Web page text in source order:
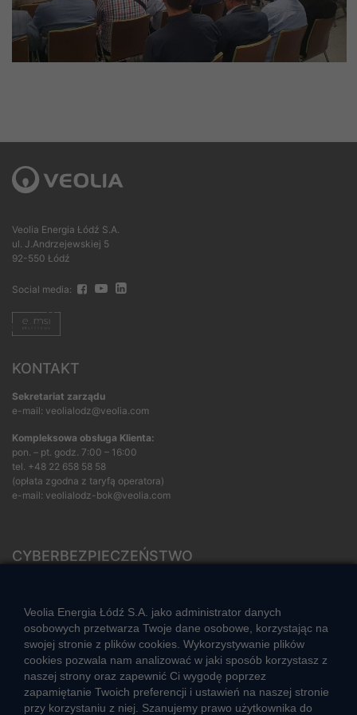
Veolia Energia Łódź S.A.
ul. J.Andrzejewskiej 5
92-550 Łódź
Social media:
KONTAKT
Sekretariat zarządu
e-mail: veolialodz@veolia.com
Kompleksowa obsługa Klienta:
pon. – pt. godz. 7:00 – 16:00
tel. +48 22 658 58 58
(opłata zgodna z taryfą operatora)
e-mail: veolialodz-bok@veolia.com
CYBERBEZPIECZEŃSTWO
CIEPŁO SYSTEMOWE
Zalety ciepła systemowego
Veolia Energia Łódź S.A. jako administrator danych
osobowych przetwarza Twoje dane osobowe, korzystając na
swojej stronie z plików cookies. Wykorzystywanie plików
cookies pozwala nam analizować w jaki sposób korzystasz z
naszej strony oraz zapewnić Ci wygodę poprzez
zapamiętanie Twoich preferencji i ustawień na naszej stronie
przy korzystaniu z niej. Szanujemy prawo użytkownika do